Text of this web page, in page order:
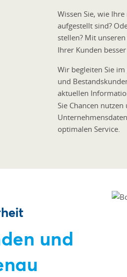
Wissen Sie, wie
aufgestellt sind?
stellen? Mit unseren
Ihrer Kunden
Wir begleiten Sie
und
aktuellen
Sie Chancen
optimalen Service.
und